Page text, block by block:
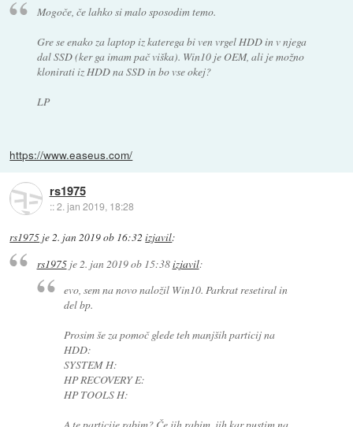
Mogoče, če lahko si malo sposodim temo.
Gre se enako za laptop iz katerega bi ven vrgel HDD in v njega
dal SSD (ker ga imam pač viška). Win10 je OEM, ali je možno
klonirati iz HDD na SSD in bo vse okej?
LP
https://www.easeus.com/
rs1975
::2. jan 2019, 18:28
rs1975 je2. jan 2019 ob 16:32 izjavil:
rs1975je2. jan 2019 ob 15:38izjavil:
evo, sem na novo naložil Win10. Parkrat resetiral in
del bp.
Prosim še za pomoč glede teh manjših particij na
HDD:
SYSTEM H:
HP RECOVERY E:
HP TOOLS H:
A te particije rabim? Če jih rabim, jih kar pustim na